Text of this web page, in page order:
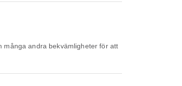
många andra bekvämligheter för att